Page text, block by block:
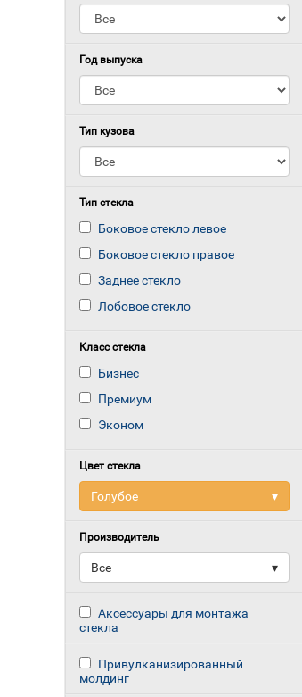
Год выпуска
Тип кузова
Тип стекла
Боковое стекло левое
Боковое стекло правое
Заднее стекло
Лобовое стекло
Класс стекла
Бизнес
Премиум
Эконом
Цвет стекла
▾
Голубое
Производитель
▾
Все
Аксессуары для монтажа
стекла
Привулканизированный
молдинг